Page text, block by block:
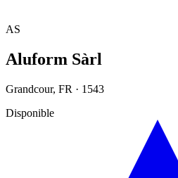
AS
Aluform Sàrl
Grandcour, FR · 1543
Disponible